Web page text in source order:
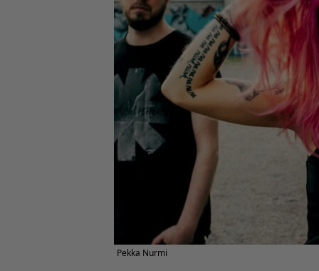
Pekka Nurmi